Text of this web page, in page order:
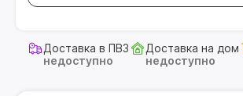
Доставка в ПВЗ
недоступно
Доставка на дом
недоступно